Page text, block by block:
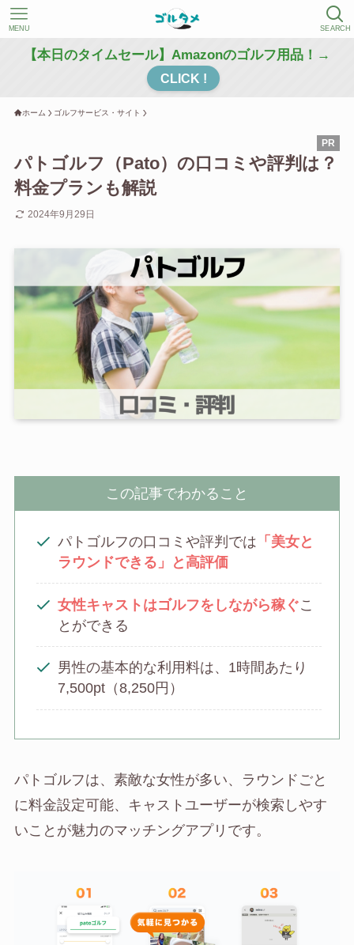
SEARCH
MENU
【本日のタイムセール】Amazonのゴルフ用品！→
CLICK !
ホーム ゴルフサービス・サイト
パトゴルフ（Pato）の口コミや評判は？
料金プランも解説
2024年9月29日
この記事でわかること
パトゴルフの口コミや評判では 「美女と
ラウンドできる」と高評価
女性キャストはゴルフをしながら稼ぐこ
とができる
男性の基本的な利用料は、1時間あたり
7,500pt（8,250円）
パトゴルフは、素敵な女性が多い、ラウンドごと
に料金設定可能、キャストユーザーが検索しやす
いことが魅力のマッチングアプリです。